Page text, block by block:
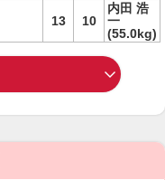
13 10
内田 浩
一
(55.0kg)